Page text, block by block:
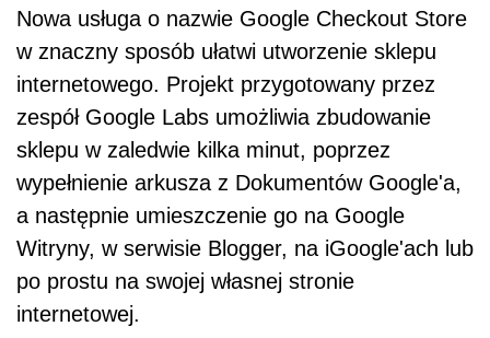
Nowa usługa o nazwie Google Checkout Store
w znaczny sposób ułatwi utworzenie sklepu
internetowego. Projekt przygotowany przez
zespół Google Labs umożliwia zbudowanie
sklepu w zaledwie kilka minut, poprzez
wypełnienie arkusza z Dokumentów Google'a,
a następnie umieszczenie go na Google
Witryny, w serwisie Blogger, na iGoogle'ach lub
po prostu na swojej własnej stronie
internetowej.